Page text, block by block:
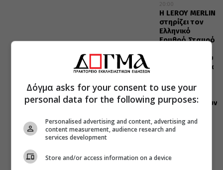
20:00
Η LEROY MERLIN
στηρίζει τον
Ελληνικό
Ερυθρό Σταυρό
επιχειρησιακού
εξοπλισμού για
αντιμετώπιση
των
καταστροφικών
Δόγμα asks for your consent to use your
personal data for the following purposes:
Personalised advertising and content, advertising and
content measurement, audience research and
services development
Store and/or access information on a device